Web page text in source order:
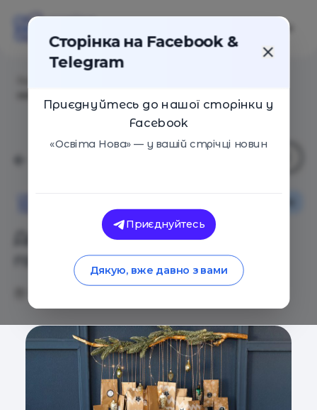
Для школи чи для дому –
готові новорічні календарі
Сторінка на Facebook &
Telegram
Приєднуйтесь до нашої сторінки у
Facebook
«Освіта Нова» — у вашій стрічці новин
Приєднуйтесь
Дякую, вже давно з вами